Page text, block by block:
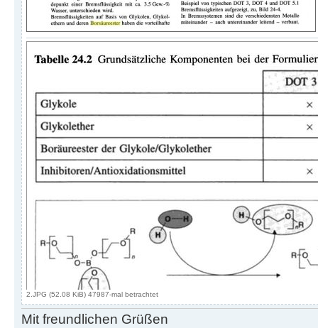
2.JPG (52.08 KiB) 47987-mal betrachtet
Mit freundlichen Grüßen